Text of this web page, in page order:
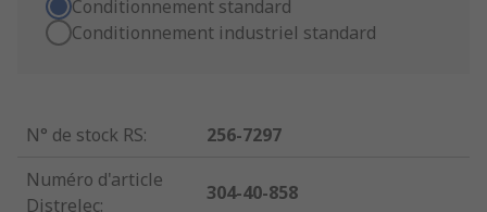
Conditionnement standard
Conditionnement industriel standard
N° de stock RS:
256-7297
Numéro d'article
Distrelec:
304-40-858